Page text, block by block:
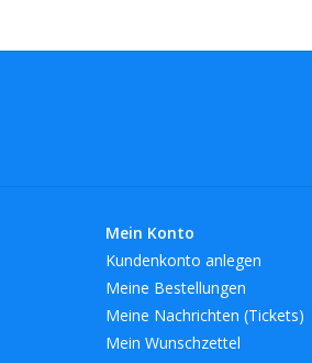
Mein Konto
Kundenkonto anlegen
Meine Bestellungen
Meine Nachrichten (Tickets)
Mein Wunschzettel